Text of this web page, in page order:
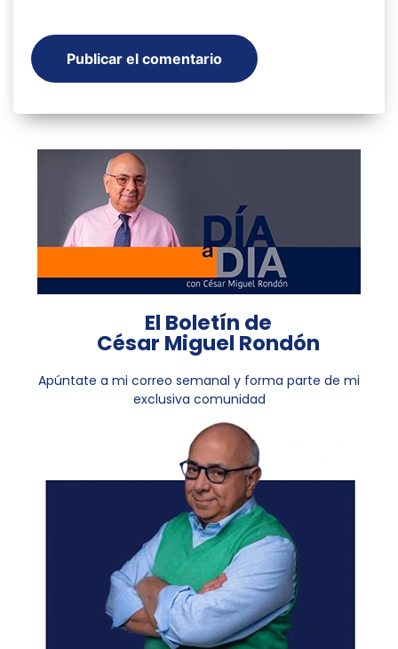
El Boletín de
César Miguel Rondón
Apúntate a mi correo semanal y forma parte de mi
exclusiva comunidad